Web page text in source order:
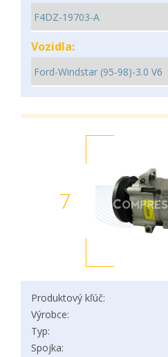
Vozidla:
7
Produktový kľúč:
Výrobce:
Typ:
Spojka: